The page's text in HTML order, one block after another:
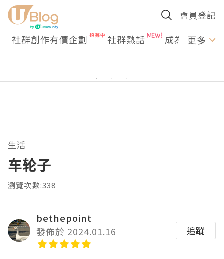
會員登記
社群創作有價企劃 社群熱話 成為U更多
生活
车轮子
瀏覽次數:338
bethepoint
發佈於 2024.01.16
追蹤